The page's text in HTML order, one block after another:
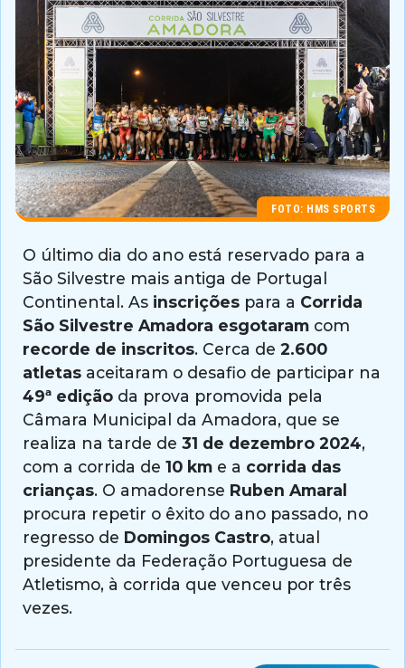
FOTO: HMS SPORTS
O último dia do ano está reservado para a
São Silvestre mais antiga de Portugal
Continental. As inscrições para a Corrida
São Silvestre Amadora esgotaram com
recorde de inscritos. Cerca de 2.600
atletas aceitaram o desafio de participar na
49ª edição da prova promovida pela
Câmara Municipal da Amadora, que se
realiza na tarde de 31 de dezembro 2024,
com a corrida de 10 km e a corrida das
crianças. O amadorense Ruben Amaral
procura repetir o êxito do ano passado, no
regresso de Domingos Castro, atual
presidente da Federação Portuguesa de
Atletismo, à corrida que venceu por três
vezes.